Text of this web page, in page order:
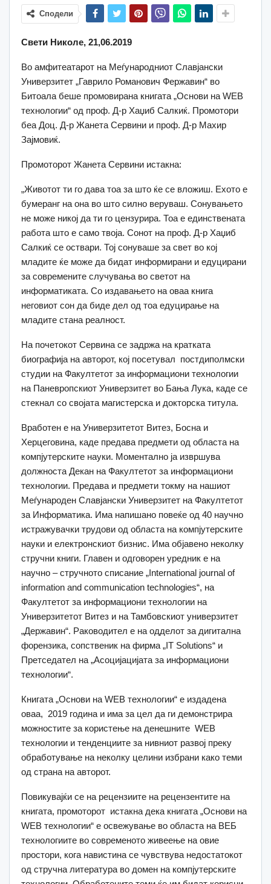
Сподели
Свети Николе, 21,06.2019
Во амфитеатарот на Меѓународниот Славјански
Универзитет „Гаврило Романович Фержавин“ во
Битоала беше промовирана книгата „Основи на WEB
технологии“ од проф. Д-р Хаџиб Салкиќ. Промотори
беа Доц. Д-р Жанета Сервини и проф. Д-р Махир
Зајмовиќ.
Промоторот Жанета Сервини истакна:
„Животот ти го дава тоа за што ќе се вложиш. Ехото е
бумеранг на она во што силно веруваш. Сонувањето
не може никој да ти го цензурира. Тоа е единствената
работа што е само твоја. Сонот на проф. Д-р Хаџиб
Салкиќ се оствари. Тој сонуваше за свет во кој
младите ќе може да бидат информирани и едуцирани
за современите случувања во светот на
информатиката. Со издавањето на оваа книга
неговиот сон да биде дел од тоа едуцирање на
младите стана реалност.
На почетокот Сервина се задржа на кратката
биографија на авторот, кој посетувал постдиполмски
студии на Факултетот за информациони технологии
на Паневропскиот Универзитет во Бања Лука, каде се
стекнал со својата магистерска и докторска титула.
Вработен е на Универзитетот Витез, Босна и
Херцеговина, каде предава предмети од областа на
компјутерските науки. Моментално ја извршува
должноста Декан на Факултетот за информациони
технологии. Предава и предмети токму на нашиот
Меѓународен Славјански Универзитет на Факултетот
за Информатика. Има напишано повеќе од 40 научно
истражувачки трудови од областа на компјутерските
науки и електронскиот бизнис. Има објавено неколку
стручни книги. Главен и одговорен уредник е на
научно – стручното списание „International journal of
information and communication technologies“, на
Факултетот за информациони технологии на
Универзитетот Витез и на Тамбовскиот универзитет
„Державин“. Раководител е на одделот за дигитална
форензика, сопственик на фирма „IT Solutions“ и
Претседател на „Асоцијацијата за информациони
технологии“.
Книгата „Основи на WEB технологии“ е издадена
оваа, 2019 година и има за цел да ги демонстрира
можностите за користење на денешните WEB
технологии и тенденциите за нивниот развој преку
обработување на неколку целини избрани како теми
од страна на авторот.
Повикувајќи се на рецензиите на рецензентите на
книгата, промоторот истакна дека книгата „Основи на
WEB технологии“ е освежување во областа на ВЕБ
технологиите во современото живеење на овие
простори, кога навистина се чувствува недостатокот
од стручна литература во домен на компјутерските